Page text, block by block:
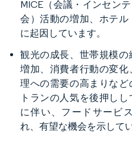
MICE（会議・インセン
会）活動の増加、ホテ
に起因しています。
観光の成長、世帯規模
増加、消費者行動の変
理への需要の高まりな
トランの人気を後押し
に伴い、フードサービ
れ、有望な機会を示して